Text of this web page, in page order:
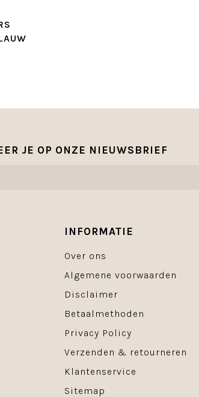
JE OP ONZE NIEUWSBRIEF
INFORMATIE
Over ons
Algemene voorwaarden
Disclaimer
Betaalmethoden
Privacy Policy
Verzenden & retourneren
Klantenservice
Sitemap